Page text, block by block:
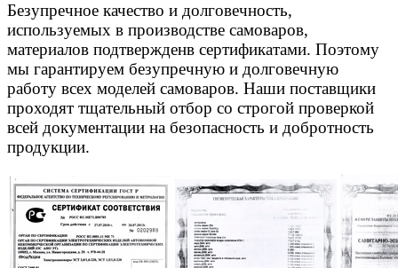
Безупречное качество и долговечность,
используемых в производстве самоваров,
материалов подтвержденв сертификатами. Поэтому
мы гарантируем безупречную и долговечную
работу всех моделей самоваров. Наши поставщики
проходят тщательный отбор со строгой проверкой
всей документации на безопасность и добротность
продукции.